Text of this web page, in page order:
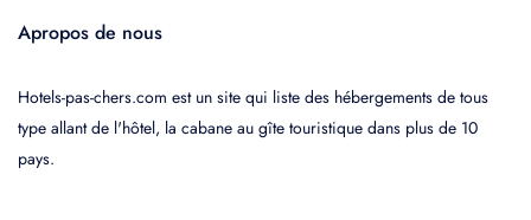
Apropos de nous
Hotels-pas-chers.com est un site qui liste des hébergements de tous
type allant de l'hôtel, la cabane au gîte touristique dans plus de 10
pays.